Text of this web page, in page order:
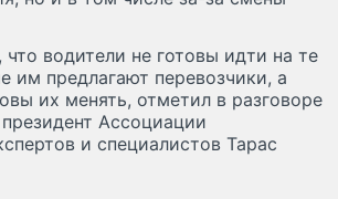
водители не готовы идти на те
им предлагают перевозчики, а
их менять, отметил в разговоре
Ассоциации
и специалистов Тарас